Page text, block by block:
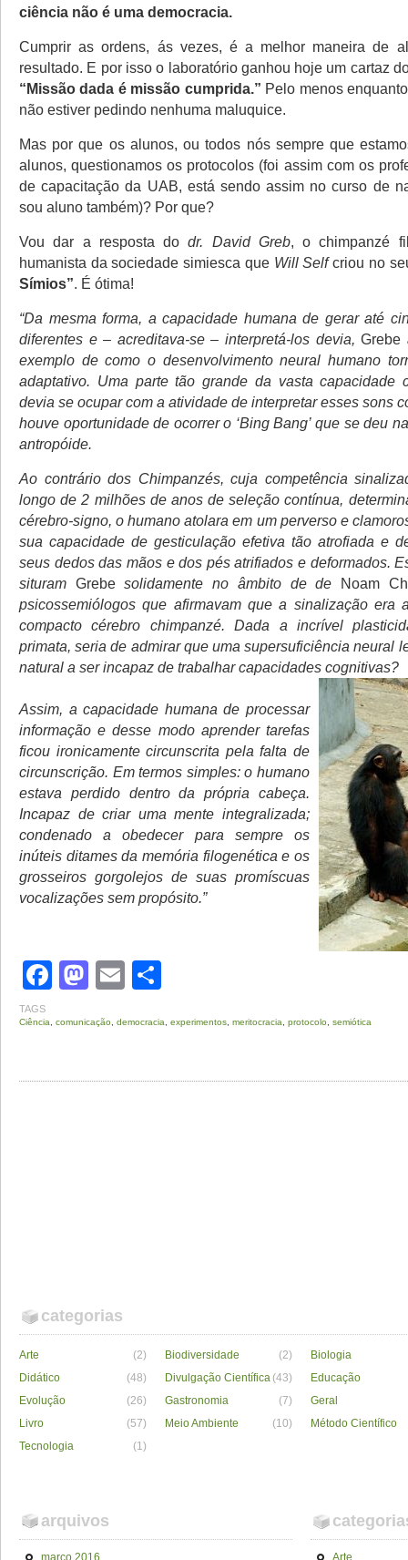
ciência não é uma democracia.
Cumprir as ordens, ás vezes, é a melhor maneira de
resultado. E por isso o laboratório ganhou hoje um cartaz
“Missão dada é missão cumprida.” Pelo menos
não estiver pedindo nenhuma maluquice.
Mas por que os alunos, ou todos nós sempre que
alunos, questionamos os protocolos (foi assim com os
de capacitação da UAB, está sendo assim no curso de
sou aluno também)? Por que?
Vou dar a resposta dodr. David Greb, o chimpanzé
humanista da sociedade simiesca que Will Selfcriou no
Símios”. É ótima!
“Da mesma forma, a capacidade humana de gerar até
diferentes e – acreditava-se – interpretá-los devia,Grebe
exemplo de como o desenvolvimento neural humano
adaptativo. Uma parte tão grande da vasta capacidade
devia se ocupar com a atividade de interpretar esses sons
houve oportunidade de ocorrer o ‘Bing Bang’ que se deu
antropóide.
Ao contrário dos Chimpanzés, cuja competência
longo de 2 milhões de anos de seleção contínua,
cérebro-signo, o humano atolara em um perverso e
sua capacidade de gesticulação efetiva tão atrofiada e
seus dedos das mãos e dos pés atrifiados e deformados.
situram Grebesolidamente no âmbito de de Noam
psicossemiólogos que afirmavam que a sinalização era
compacto cérebro chimpanzé. Dada a incrível
primata, seria de admirar que uma supersuficiência neural
natural a ser incapaz de trabalhar capacidades cognitivas?
Assim, a capacidade humana de processar
informação e desse modo aprender tarefas
ficou ironicamente circunscrita pela falta de
circunscrição. Em termos simples: o humano
estava perdido dentro da própria cabeça.
Incapaz de criar uma mente integralizada;
condenado a obedecer para sempre os
inúteis ditames da memória filogenética e os
grosseiros gorgolejos de suas promíscuas
vocalizações sem propósito.”
Facebook
Mastodon
Email
TAGS
Ciência comunicação democracia experimentos meritocracia protocolo semiótica
categorias
Arte (2) Biodiversidade (2)
Biologia
Didático
(48) Divulgação Científica (43)
Educação
Evolução
(26) Gastronomia (7)
Geral
Livro
(57) Meio Ambiente (10)
Método Científico
Tecnologia
(1)
arquivos
março 2016 Arte